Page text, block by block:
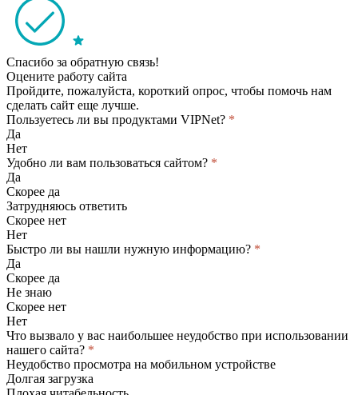
Спасибо за обратную связь!
Оцените работу сайта
Пройдите, пожалуйста, короткий опрос, чтобы помочь нам
сделать сайт еще лучше.
Пользуетесь ли вы продуктами VIPNet? *
Да
Нет
Удобно ли вам пользоваться сайтом? *
Да
Скорее да
Затрудняюсь ответить
Скорее нет
Нет
Быстро ли вы нашли нужную информацию? *
Да
Скорее да
Не знаю
Скорее нет
Нет
Что вызвало у вас наибольшее неудобство при использовании
нашего сайта? *
Неудобство просмотра на мобильном устройстве
Долгая загрузка